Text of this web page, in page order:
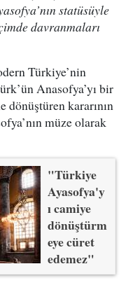
statüsüyle
davranmaları
Türkiye’nin
Anasofya’yı bir
dönüştüren kararının
müze olarak
"Türkiye
Ayasofya'y
ı camiye
dönüştürm
eye cüret
edemez"